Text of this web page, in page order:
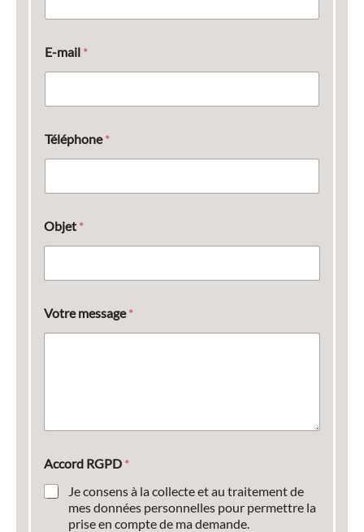
E-mail *
Téléphone*
Objet *
Votre message*
Accord RGPD *
Je consens à la collecte et au traitement de
mes données personnelles pour permettre la
prise en compte de ma demande.